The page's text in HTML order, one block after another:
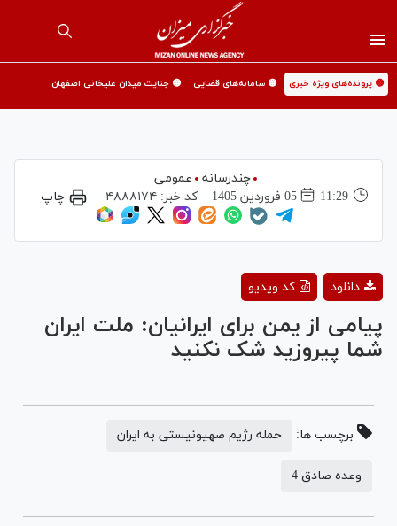
🟡 پرونده‌های ویژه خبری 🟡 سامانه‌های قضایی 🟡 جنایت میدان علیخانی اصفهان
چندرسانه
عمومی
11:29
05 فروردين 1405 کد خبر:۴۸۸۸۱۷۴ چاپ
Video
کد ویدیو دانلود
پیامی از یمن برای ایرانیان: ملت ايران
شما پیروزید شک نکنید
برچسب ها: حمله رژیم صهیونیستی به ایران
وعده صادق 4